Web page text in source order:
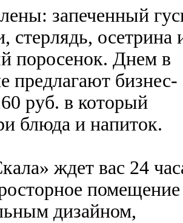
запеченный
стерлядь, осетрина
поросенок. Днем в
предлагают бизнес-
руб. в который
блюда и напиток.
ждет вас 24
помещение
дизайном,